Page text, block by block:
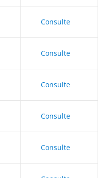
Consulte
Consulte
Consulte
Consulte
Consulte